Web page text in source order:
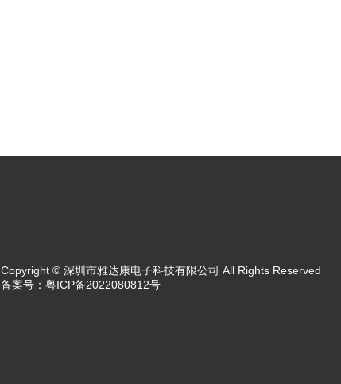
Copyright © 深圳市雅达康电子科技有限公司 All Rights Reserved
备案号： 粤ICP备2022080812号